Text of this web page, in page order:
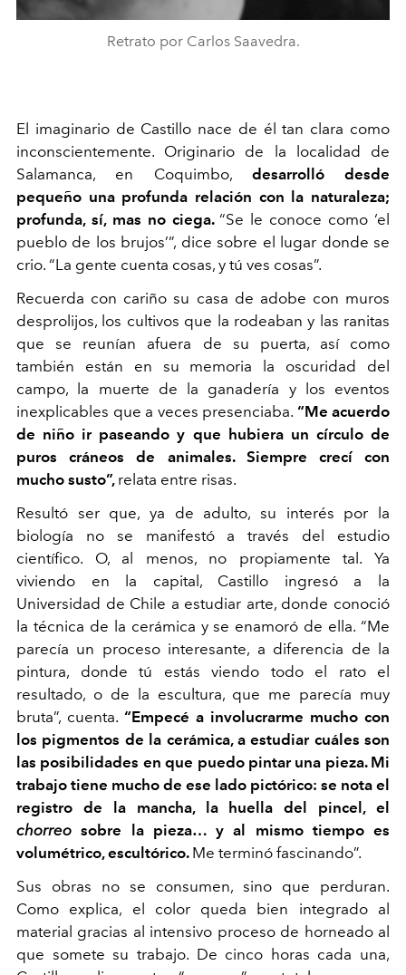
Retrato por Carlos Saavedra.
El imaginario de Castillo nace de él tan clara como
inconscientemente. Originario de la localidad de
Salamanca, en Coquimbo, desarrolló desde
pequeño una profunda relación con la naturaleza;
profunda, sí, mas no ciega.“Se le conoce como ‘el
pueblo de los brujos’”, dice sobre el lugar donde se
crio. “La gente cuenta cosas, y tú ves cosas”.
Recuerda con cariño su casa de adobe con muros
desprolijos, los cultivos que la rodeaban y las ranitas
que se reunían afuera de su puerta, así como
también están en su memoria la oscuridad del
campo, la muerte de la ganadería y los eventos
inexplicables que a veces presenciaba. “Me acuerdo
de niño ir paseando y que hubiera un círculo de
puros cráneos de animales. Siempre crecí con
mucho susto”, relata entre risas.
Resultó ser que, ya de adulto, su interés por la
biología no se manifestó a través del estudio
científico. O, al menos, no propiamente tal. Ya
viviendo en la capital, Castillo ingresó a la
Universidad de Chile a estudiar arte, donde conoció
la técnica de la cerámica y se enamoró de ella. “Me
parecía un proceso interesante, a diferencia de la
pintura, donde tú estás viendo todo el rato el
resultado, o de la escultura, que me parecía muy
bruta”, cuenta. “Empecé a involucrarme mucho con
los pigmentos de la cerámica, a estudiar cuáles son
las posibilidades en que puedo pintar una pieza. Mi
trabajo tiene mucho de ese lado pictórico: se nota el
registro de la mancha, la huella del pincel, el
chorreosobre la pieza… y al mismo tiempo es
volumétrico, escultórico. Me terminó fascinando”.
Sus obras no se consumen, sino que perduran.
Como explica, el color queda bien integrado al
material gracias al intensivo proceso de horneado al
que somete su trabajo. De cinco horas cada una,